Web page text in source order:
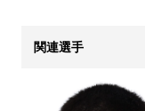
関連選手